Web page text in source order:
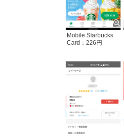
Mobile Starbucks
Card：226円